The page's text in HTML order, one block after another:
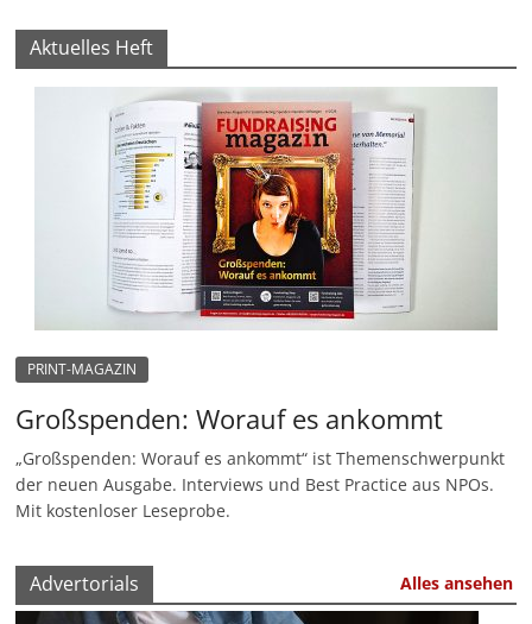
|
e
n
Aktuelles Heft
PRINT-MAGAZIN
Großspenden: Worauf es ankommt
„Großspenden: Worauf es ankommt“ ist Themenschwerpunkt
der neuen Ausgabe. Interviews und Best Practice aus NPOs.
Mit kostenloser Leseprobe.
Advertorials Alles ansehen